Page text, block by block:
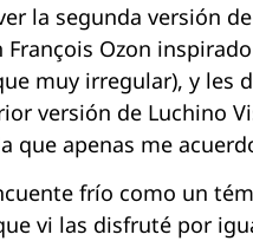
la segunda versión de
Ozon
muy irregular), y les
versión de Luchino
que apenas me
frío como un
vi las disfruté por